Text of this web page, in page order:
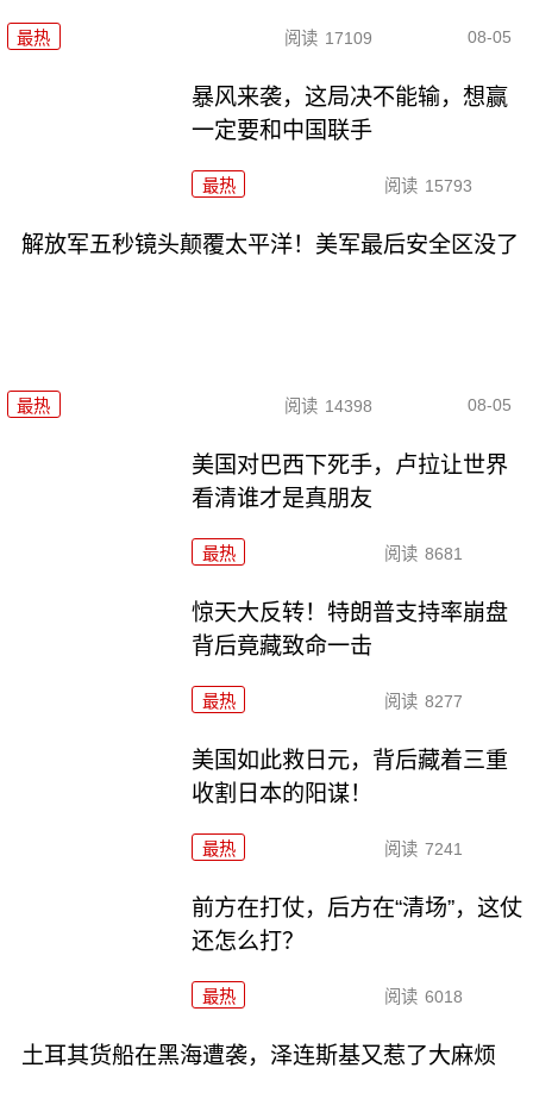
最热 阅读 17109 08-05
暴风来袭，这局决不能输，想赢
一定要和中国联手
最热 阅读 15793
解放军五秒镜头颠覆太平洋！美军最后安全区没了
最热 阅读 14398 08-05
美国对巴西下死手，卢拉让世界
看清谁才是真朋友
最热 阅读 8681
惊天大反转！特朗普支持率崩盘
背后竟藏致命一击
最热 阅读 8277
美国如此救日元，背后藏着三重
收割日本的阳谋！
最热 阅读 7241
前方在打仗，后方在“清场”，这仗
还怎么打？
最热 阅读 6018
土耳其货船在黑海遭袭，泽连斯基又惹了大麻烦